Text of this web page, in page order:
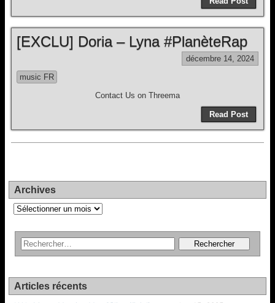
[EXCLU] Doria – Lyna #PlanèteRap
décembre 14, 2024
music FR
Contact Us on Threema
Read Post
Archives
Archives
Articles récents